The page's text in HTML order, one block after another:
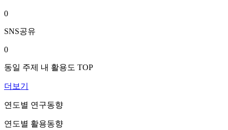
0
SNS공유
0
동일 주제 내 활용도 TOP
더보기
연도별 연구동향
연도별 활용동향